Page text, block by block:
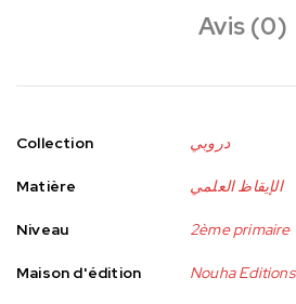
Avis (0)
Collection دروبي
Matière الإيقاظ العلمي
Niveau 2ème primaire
Maison d'édition Nouha Editions